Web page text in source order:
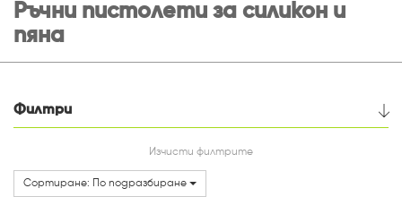
Ръчни пистолети за силикон и
пяна
Филтри
Изчисти филтрите
Сортиране: По подразбиране